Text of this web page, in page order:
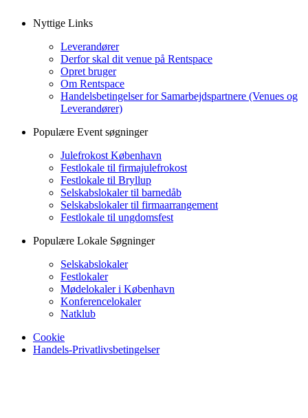
Nyttige Links
Leverandører
Derfor skal dit venue på Rentspace
Opret bruger
Om Rentspace
Handelsbetingelser for Samarbejdspartnere (Venues og
Leverandører)
Populære Event søgninger
Julefrokost København
Festlokale til firmajulefrokost
Festlokale til Bryllup
Selskabslokaler til barnedåb
Selskabslokaler til firmaarrangement
Festlokale til ungdomsfest
Populære Lokale Søgninger
Selskabslokaler
Festlokaler
Mødelokaler i København
Konferencelokaler
Natklub
Cookie
Handels-Privatlivsbetingelser